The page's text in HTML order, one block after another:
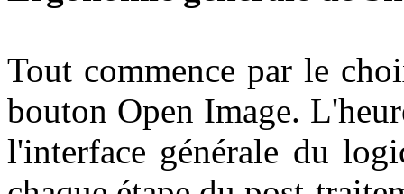
Tout commence par le
bouton Open Image.
l'interface générale du